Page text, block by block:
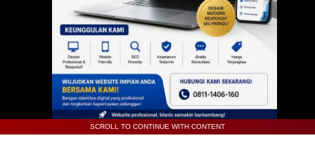
SCROLL TO CONTINUE WITH CONTENT